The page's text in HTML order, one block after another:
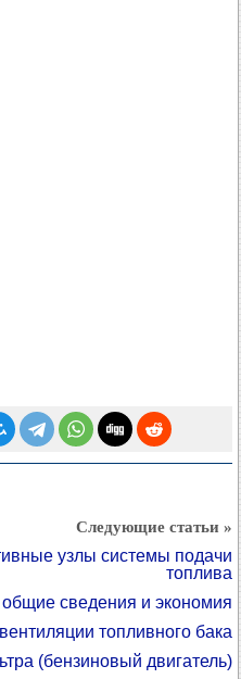
Следующие статьи »
узлы системы подачи
топлива
сведения и экономия
топливного бака
(бензиновый двигатель)